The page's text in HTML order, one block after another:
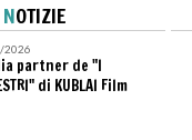
NOTIZIE
partner de "I
di KUBLAI Film